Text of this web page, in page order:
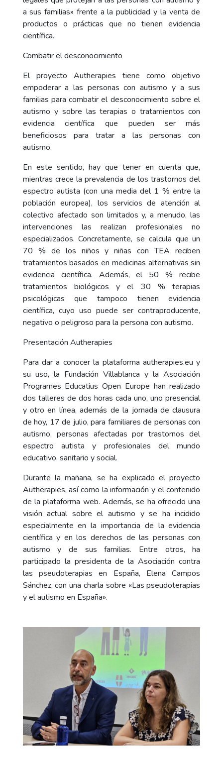
a sus familias» frente a la publicidad y la venta de
productos o prácticas que no tienen evidencia
científica.
Combatir el desconocimiento
El proyecto Autherapies tiene como objetivo
empoderar a las personas con autismo y a sus
familias para combatir el desconocimiento sobre el
autismo y sobre las terapias o tratamientos con
evidencia científica que pueden ser más
beneficiosos para tratar a las personas con
autismo.
En este sentido, hay que tener en cuenta que,
mientras crece la prevalencia de los trastornos del
espectro autista (con una media del 1 % entre la
población europea), los servicios de atención al
colectivo afectado son limitados y, a menudo, las
intervenciones las realizan profesionales no
especializados. Concretamente, se calcula que un
70 % de los niños y niñas con TEA reciben
tratamientos basados en medicinas alternativas sin
evidencia científica. Además, el 50 % recibe
tratamientos biológicos y el 30 % terapias
psicológicas que tampoco tienen evidencia
científica, cuyo uso puede ser contraproducente,
negativo o peligroso para la persona con autismo.
Presentación Autherapies
Para dar a conocer la plataforma autherapies.eu y
su uso, la Fundación Villablanca y la Asociación
Programes Educatius Open Europe han realizado
dos talleres de dos horas cada uno, uno presencial
y otro en línea, además de la jornada de clausura
de hoy, 17 de julio, para familiares de personas con
autismo, personas afectadas por trastornos del
espectro autista y profesionales del mundo
educativo, sanitario y social.
Durante la mañana, se ha explicado el proyecto
Autherapies, así como la información y el contenido
de la plataforma web. Además, se ha ofrecido una
visión actual sobre el autismo y se ha incidido
especialmente en la importancia de la evidencia
científica y en los derechos de las personas con
autismo y de sus familias. Entre otros, ha
participado la presidenta de la Asociación contra
las pseudoterapias en España, Elena Campos
Sánchez, con una charla sobre «Las pseudoterapias
y el autismo en España».